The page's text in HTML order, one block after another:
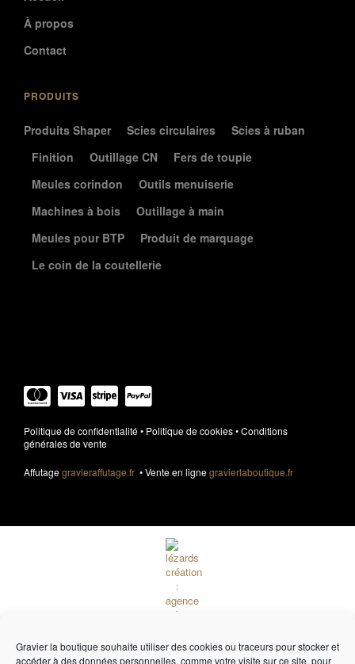
Gravier la boutique souhaite utiliser des cookies ou traceurs pour stocker et
accéder à des données personnelles, comme votre visite sur ce site, pour
À propos
Contact
PRODUITS
Produits Shaper Scies circulaires
Scies à ruban
Finition
Outillage CN
Fers de toupie
Meules corindon
Outils menuiserie
Machines à bois
Outillage à main
Meules pour BTP
Produit de marquage
Le coin de la coutellerie
Politique de confidentialité• Politique de cookies•Conditions
générales de vente
Affutagegravieraffutage.fr • Vente en lignegravierlaboutique.fr